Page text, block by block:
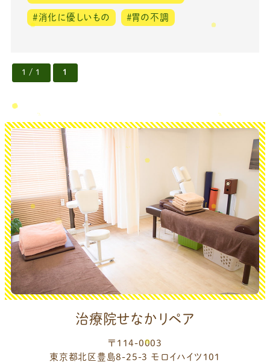
＃消化に優しいもの ＃胃の不調
1 / 1 1
治療院せなかリペア
〒114-0003
東京都北区豊島8-25-3 モロイハイツ101